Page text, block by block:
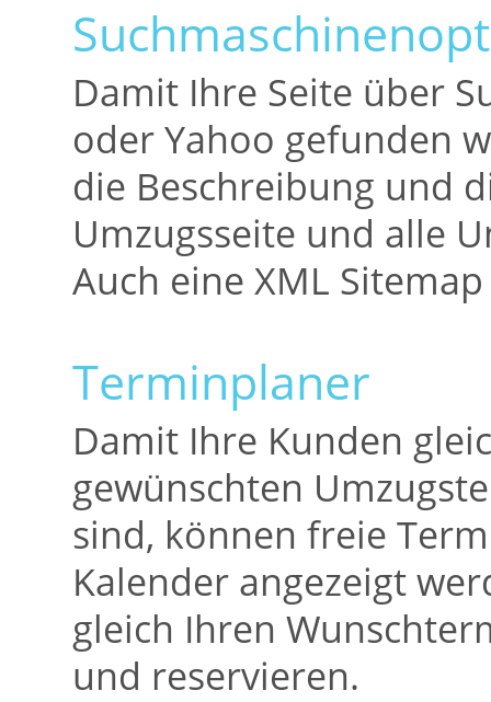
Damit Ihre Seite über
oder Yahoo gefunden
die Beschreibung und
Umzugsseite und alle
Auch eine XML
Terminplaner
Damit Ihre Kunden
gewünschten
sind, können freie
Kalender angezeigt
gleich Ihren
und reservieren.